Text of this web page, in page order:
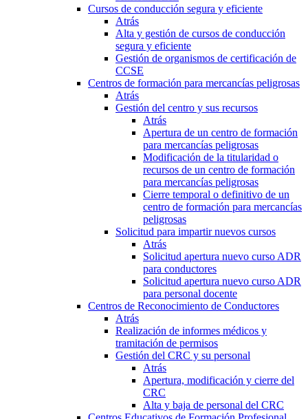
Cursos de conducción segura y eficiente
Atrás
Alta y gestión de cursos de conducción
segura y eficiente
Gestión de organismos de certificación de
CCSE
Centros de formación para mercancías peligrosas
Atrás
Gestión del centro y sus recursos
Atrás
Apertura de un centro de formación
para mercancías peligrosas
Modificación de la titularidad o
recursos de un centro de formación
para mercancías peligrosas
Cierre temporal o definitivo de un
centro de formación para mercancías
peligrosas
Solicitud para impartir nuevos cursos
Atrás
Solicitud apertura nuevo curso ADR
para conductores
Solicitud apertura nuevo curso ADR
para personal docente
Centros de Reconocimiento de Conductores
Atrás
Realización de informes médicos y
tramitación de permisos
Gestión del CRC y su personal
Atrás
Apertura, modificación y cierre del
CRC
Alta y baja de personal del CRC